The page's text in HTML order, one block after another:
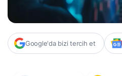
Google'da bizi tercih et